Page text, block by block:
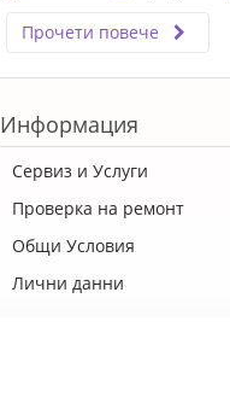
Прочети повече
Информация
Сервиз и Услуги
Проверка на ремонт
Общи Условия
Лични данни